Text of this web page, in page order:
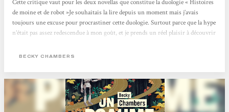
Cette critique vaut pour les deux novellas que constitue la duologie « Histoires
de moine et de robot »Je souhaitais la lire depuis un moment mais j’avais
toujours une excuse pour procrastiner cette duologie. Surtout parce que la hype
n’était pas assez redescendue à mon goût, et je prends un réel plaisir à découvrir
).C’était aussi une grande première pour moi car j’avais beau entendre souvent
BECKY CHAMBERS